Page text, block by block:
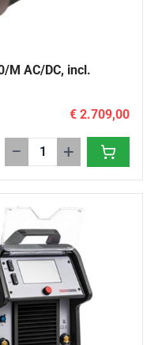
M AC/DC, incl.
€ 2.709,00
− +